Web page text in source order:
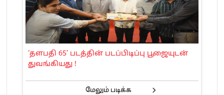
‘தளபதி 65’ படத்தின் படப்பிடிப்பு பூஜையுடன்
துவங்கியது !
மேலும் படிக்க